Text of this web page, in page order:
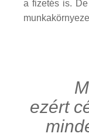
a fizetés is.
ezért